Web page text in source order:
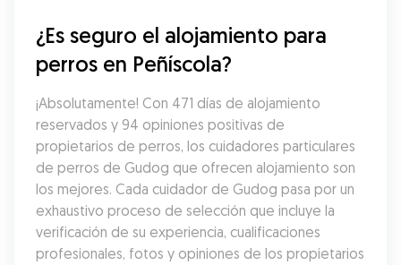
¿Es seguro el alojamiento para
perros en Peñíscola?
¡Absolutamente! Con 471 días de alojamiento
reservados y 94 opiniones positivas de
propietarios de perros, los cuidadores particulares
de perros de Gudog que ofrecen alojamiento son
los mejores. Cada cuidador de Gudog pasa por un
exhaustivo proceso de selección que incluye la
verificación de su experiencia, cualificaciones
profesionales, fotos y opiniones de los propietarios